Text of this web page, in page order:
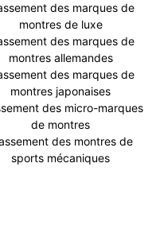
des marques de
montres de luxe
des marques de
montres allemandes
des marques de
montres japonaises
des micro-marques
de montres
des montres de
sports mécaniques